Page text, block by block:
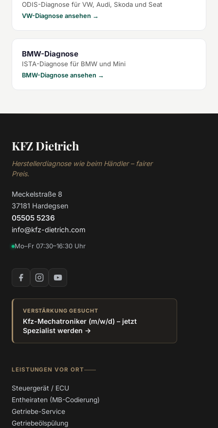
ODIS-Diagnose für VW, Audi, Skoda und Seat
VW-Diagnose ansehen →
BMW-Diagnose
ISTA-Diagnose für BMW und Mini
BMW-Diagnose ansehen →
KFZ Dietrich
Herstellerdiagnose wie beim Händler – fairer
Preis.
Meckelstraße 8
37181 Hardegsen
05505 5236
info@kfz-dietrich.com
Mo–Fr 07:30–16:30 Uhr
VERSTÄRKUNG GESUCHT
Kfz-Mechatroniker (m/w/d) – jetzt
Spezialist werden →
LEISTUNGEN VOR ORT
Steuergerät / ECU
Entheiraten (MB-Codierung)
Getriebe-Service
Getriebeölspülung